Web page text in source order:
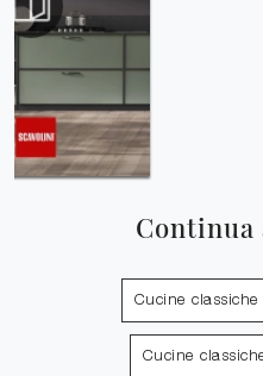
Continua
Cucine classiche
Cucine